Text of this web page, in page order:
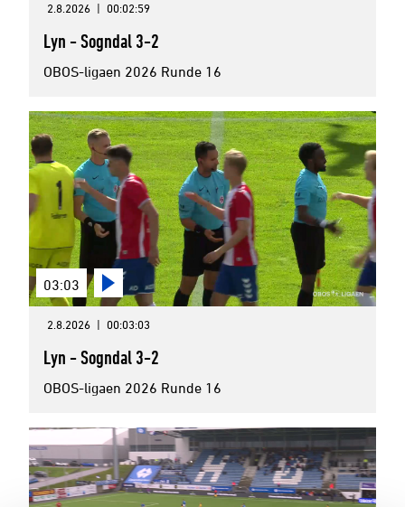
2.8.2026 | 00:02:59
Lyn - Sogndal 3-2
OBOS-ligaen 2026 Runde 16
03:03
2.8.2026 | 00:03:03
Lyn - Sogndal 3-2
OBOS-ligaen 2026 Runde 16